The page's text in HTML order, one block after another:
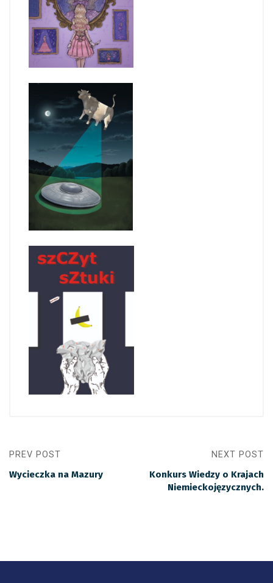
PREV POST
Wycieczka na Mazury
NEXT POST
Konkurs Wiedzy o Krajach
Niemieckojęzycznych.